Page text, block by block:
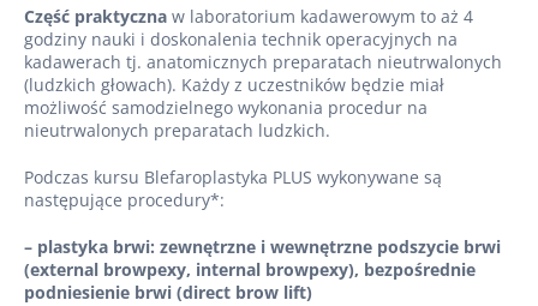
Część praktyczna w laboratorium kadawerowym to aż 4
godziny nauki i doskonalenia technik operacyjnych na
kadawerach tj. anatomicznych preparatach nieutrwalonych
(ludzkich głowach). Każdy z uczestników będzie miał
możliwość samodzielnego wykonania procedur na
nieutrwalonych preparatach ludzkich.
Podczas kursu Blefaroplastyka PLUS wykonywane są
następujące procedury*:
– plastyka brwi: zewnętrzne i wewnętrzne podszycie brwi
(external browpexy, internal browpexy), bezpośrednie
podniesienie brwi (direct brow lift)